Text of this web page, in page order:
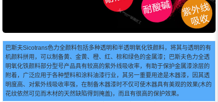
巴斯夫Sicotrans色力全颜料包括多种透明和半透明氧化铁颜料，将其与透明的有
机颜料拼用，可以制备黄、金黄、橙、红、棕和绿色的金属漆；巴斯夫色力全透
明氧化铁颜料部分型号产品具有较高的紫外线吸收率，有助于保护金属漆涂层的
附着，广泛应用于各种塑料和涂料油漆行业，其另一重要用途是木器漆，因其透
明度高、对紫外线吸收率强，在制备木器漆时不仅可使木器具有美观的效果(木的
花纹依然可见而木材的天然缺陷得到掩盖)，而且有很高的保护效果。